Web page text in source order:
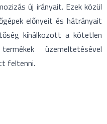
új irányait. Ezek közül
előnyeit és hátrányait
kínálkozott a kötetlen
üzemeltetésével
feltenni.